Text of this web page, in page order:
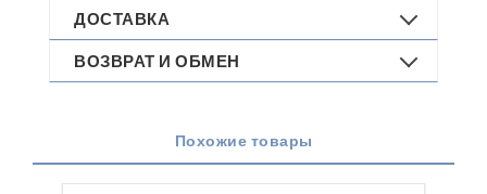
ДОСТАВКА
ВОЗВРАТ И ОБМЕН
Похожие товары